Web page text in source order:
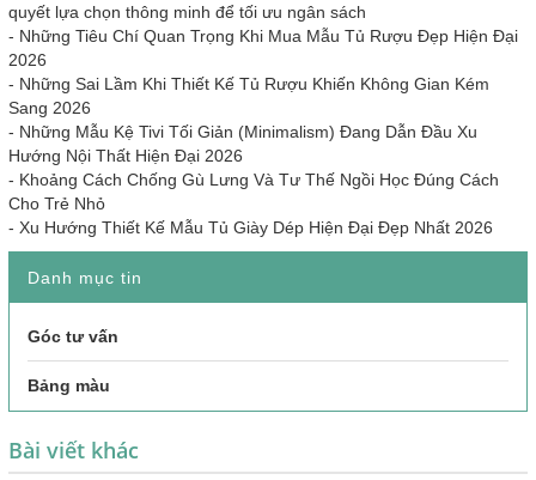
quyết lựa chọn thông minh để tối ưu ngân sách
- Những Tiêu Chí Quan Trọng Khi Mua Mẫu Tủ Rượu Đẹp Hiện Đại
2026
- Những Sai Lầm Khi Thiết Kế Tủ Rượu Khiến Không Gian Kém
Sang 2026
- Những Mẫu Kệ Tivi Tối Giản (Minimalism) Đang Dẫn Đầu Xu
Hướng Nội Thất Hiện Đại 2026
- Khoảng Cách Chống Gù Lưng Và Tư Thế Ngồi Học Đúng Cách
Cho Trẻ Nhỏ
- Xu Hướng Thiết Kế Mẫu Tủ Giày Dép Hiện Đại Đẹp Nhất 2026
Danh mục tin
Góc tư vấn
Bảng màu
Bài viết khác